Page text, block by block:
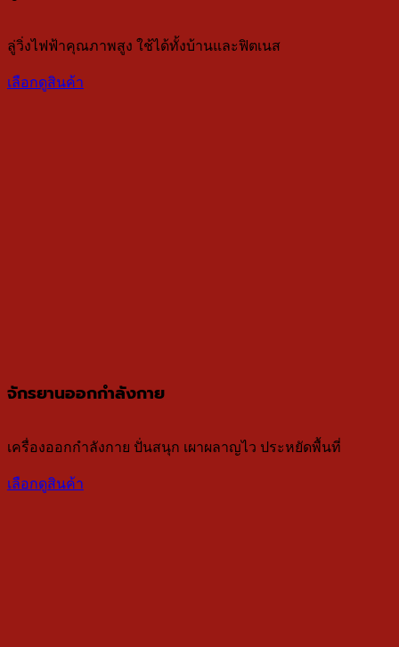
ลู่วิ่งไฟฟ้าคุณภาพสูง ใช้ได้ทั้งบ้านและฟิตเนส
เลือกดูสินค้า
จักรยานออกกำลังกาย
เครื่องออกกำลังกาย ปั่นสนุก เผาผลาญไว ประหยัดพื้นที่
เลือกดูสินค้า